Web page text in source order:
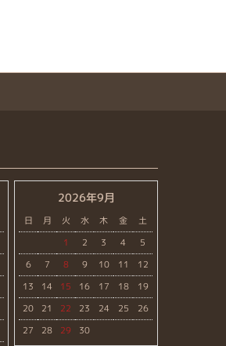
2026年9月
日 月 火 水 木 金
土
1
2 3 4
5
6
7 8 9 10 11
12
13
14 15 16 17 18
19
20
21 22 23 24 25
26
27
28 29 30